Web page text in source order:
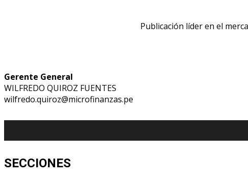
Publicación líder en el
Gerente General
WILFREDO QUIROZ FUENTES
wilfredo.quiroz@microfinanzas.pe
SECCIONES